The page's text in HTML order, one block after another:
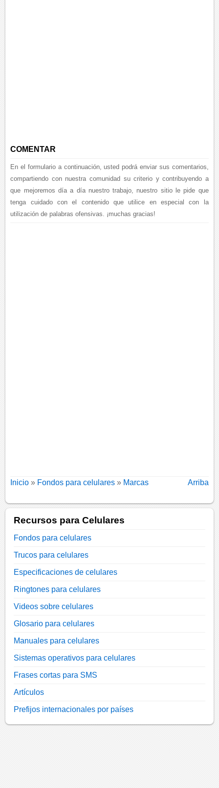
COMENTAR
En el formulario a continuación, usted podrá enviar sus comentarios,
compartiendo con nuestra comunidad su criterio y contribuyendo a
que mejoremos día a día nuestro trabajo, nuestro sitio le pide que
tenga cuidado con el contenido que utilice en especial con la
utilización de palabras ofensivas. ¡muchas gracias!
Inicio » Fondos para celulares » Marcas Arriba
Recursos para Celulares
Fondos para celulares
Trucos para celulares
Especificaciones de celulares
Ringtones para celulares
Videos sobre celulares
Glosario para celulares
Manuales para celulares
Sistemas operativos para celulares
Frases cortas para SMS
Artículos
Prefijos internacionales por países